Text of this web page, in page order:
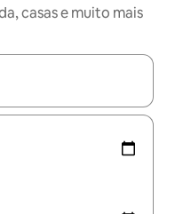
casas e muito mais
explore-os